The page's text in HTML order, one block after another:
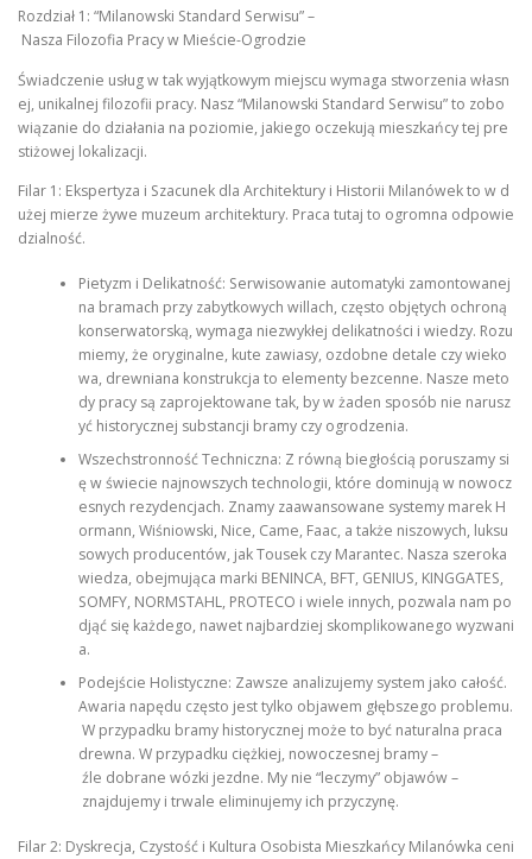
Rozdział 1: “Milanowski Standard Serwisu” –
Nasza Filozofia Pracy w Mieście-Ogrodzie
Świadczenie usług w tak wyjątkowym miejscu wymaga stworzenia własn
ej, unikalnej filozofii pracy. Nasz “Milanowski Standard Serwisu” to zobo
wiązanie do działania na poziomie, jakiego oczekują mieszkańcy tej pre
stiżowej lokalizacji.
Filar 1: Ekspertyza i Szacunek dla Architektury i Historii Milanówek to w d
użej mierze żywe muzeum architektury. Praca tutaj to ogromna odpowie
dzialność.
Pietyzm i Delikatność: Serwisowanie automatyki zamontowanej
na bramach przy zabytkowych willach, często objętych ochroną
konserwatorską, wymaga niezwykłej delikatności i wiedzy. Rozu
miemy, że oryginalne, kute zawiasy, ozdobne detale czy wieko
wa, drewniana konstrukcja to elementy bezcenne. Nasze meto
dy pracy są zaprojektowane tak, by w żaden sposób nie narusz
yć historycznej substancji bramy czy ogrodzenia.
Wszechstronność Techniczna: Z równą biegłością poruszamy si
ę w świecie najnowszych technologii, które dominują w nowocz
esnych rezydencjach. Znamy zaawansowane systemy marek H
ormann, Wiśniowski, Nice, Came, Faac, a także niszowych, luksu
sowych producentów, jak Tousek czy Marantec. Nasza szeroka
wiedza, obejmująca marki BENINCA, BFT, GENIUS, KINGGATES,
SOMFY, NORMSTAHL, PROTECO i wiele innych, pozwala nam po
djąć się każdego, nawet najbardziej skomplikowanego wyzwani
a.
Podejście Holistyczne: Zawsze analizujemy system jako całość.
Awaria napędu często jest tylko objawem głębszego problemu.
W przypadku bramy historycznej może to być naturalna praca
drewna. W przypadku ciężkiej, nowoczesnej bramy –
źle dobrane wózki jezdne. My nie “leczymy” objawów –
znajdujemy i trwale eliminujemy ich przyczynę.
Filar 2: Dyskrecja, Czystość i Kultura Osobista Mieszkańcy Milanówka ceni